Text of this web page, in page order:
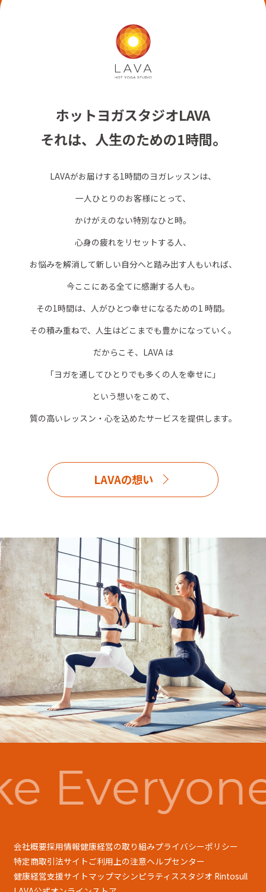
ホットヨガスタジオLAVA
それは、人生のための1時間。
LAVAがお届けする1時間のヨガレッスンは、
一人ひとりのお客様にとって、
かけがえのない特別なひと時。
心身の疲れをリセットする人、
お悩みを解消して新しい自分へと踏み出す人もいれば、
今ここにある全てに感謝する人も。
その1時間は、人がひとつ幸せになるための1 時間。
その積み重ねで、人生はどこまでも豊かになっていく。
だからこそ、LAVA は
「ヨガを通してひとりでも多くの人を幸せに」
という想いをこめて、
質の高いレッスン・心を込めたサービスを提供します。
LAVAの想い
会社概要採用情報健康経営の取り組みプライバシーポリシー
特定商取引法サイトご利用上の注意ヘルプセンター
健康経営支援サイトマップマシンピラティススタジオ Rintosull